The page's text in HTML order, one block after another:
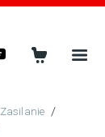
Zasilanie /